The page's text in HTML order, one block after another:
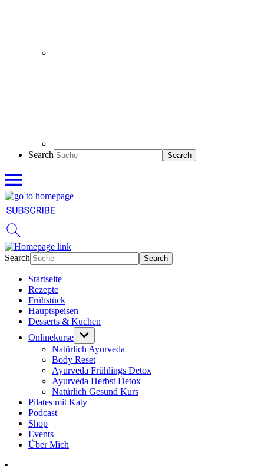
Search
Search
Startseite
Rezepte
Frühstück
Hauptspeisen
Desserts & Kuchen
Onlinekurse
Natürlich Ayurveda
Body Reset
Ayurveda Frühlings Detox
Ayurveda Herbst Detox
Natürlich Gesund Kurs
Pilates mit Katy
Podcast
Shop
Events
Über Mich